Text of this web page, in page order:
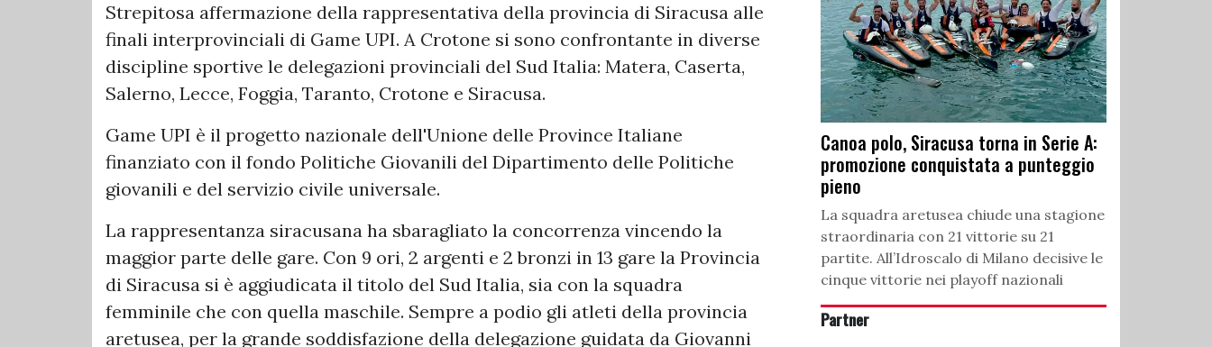
Strepitosa affermazione della rappresentativa della provincia di Siracusa alle
finali interprovinciali di Game UPI. A Crotone si sono confrontante in diverse
discipline sportive le delegazioni provinciali del Sud Italia: Matera, Caserta,
Salerno, Lecce, Foggia, Taranto, Crotone e Siracusa.
Game UPI è il progetto nazionale dell'Unione delle Province Italiane
finanziato con il fondo Politiche Giovanili del Dipartimento delle Politiche
giovanili e del servizio civile universale.
La rappresentanza siracusana ha sbaragliato la concorrenza vincendo la
maggior parte delle gare. Con 9 ori, 2 argenti e 2 bronzi in 13 gare la Provincia
di Siracusa si è aggiudicata il titolo del Sud Italia, sia con la squadra
femminile che con quella maschile. Sempre a podio gli atleti della provincia
aretusea, per la grande soddisfazione della delegazione guidata da Giovanni
Canoa polo, Siracusa torna in Serie A:
promozione conquistata a punteggio
pieno
La squadra aretusea chiude una stagione
straordinaria con 21 vittorie su 21
partite. All’Idroscalo di Milano decisive le
cinque vittorie nei playoff nazionali
Partner